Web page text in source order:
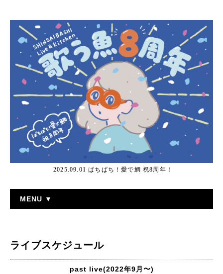
2025.09.01 ぱちぱち！愛で鯛 祝8周年！
MENU ▼
ライブスケジュール
past live(2022年9月〜)